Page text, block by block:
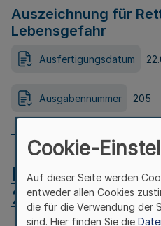
Auszeichnung für
Lebensgefahr
Ausfertigungsdatum
Ausgabennummer 205
MB.NRW 2026
24.07.2026
Cookie-
Auf dieser Seite werden
entweder allen Cookies
die für die Verwendung der
sind. Hier finden Sie die